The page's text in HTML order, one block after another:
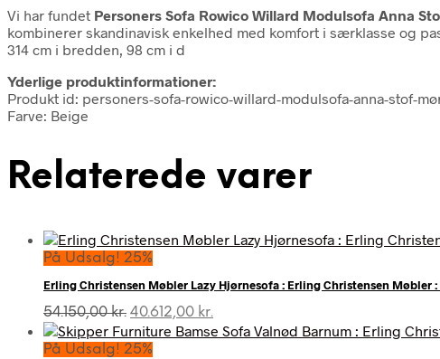
Vi har fundet Personers Sofa Rowico Willard Modulsofa Anna
kombinerer skandinavisk enkelhed med komfort i særklasse og
314 cm i bredden, 98 cm i d
Yderlige produktinformationer:
Produkt id: personers-sofa-rowico-willard-modulsofa-anna-stof-
Farve: Beige
Relaterede varer
På Udsalg! 25%
Erling Christensen Møbler Lazy Hjørnesofa : Erling Christensen Møbler
54.150,00kr. Den
oprindelige
pris
40.612,00 kr.
aktuelle
På Udsalg! 25%